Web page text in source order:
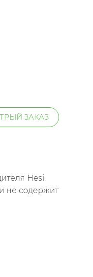
ЗАКАЗ
Hesi.
не содержит